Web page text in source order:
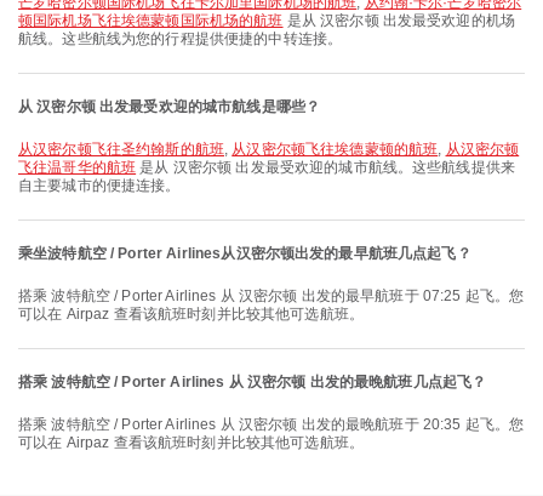
顿国际机场飞往埃德蒙顿国际机场的航班 是从 汉密尔顿 出发最受欢迎的机场
航线。这些航线为您的行程提供便捷的中转连接。
从 汉密尔顿 出发最受欢迎的城市航线是哪些？
从汉密尔顿飞往圣约翰斯的航班, 从汉密尔顿飞往埃德蒙顿的航班, 从汉密尔顿
飞往温哥华的航班 是从 汉密尔顿 出发最受欢迎的城市航线。这些航线提供来
自主要城市的便捷连接。
乘坐波特航空 / Porter Airlines从汉密尔顿出发的最早航班几点起飞？
搭乘 波特航空 / Porter Airlines 从 汉密尔顿 出发的最早航班于 07:25 起飞。您
可以在 Airpaz 查看该航班时刻并比较其他可选航班。
搭乘 波特航空 / Porter Airlines 从 汉密尔顿 出发的最晚航班几点起飞？
搭乘 波特航空 / Porter Airlines 从 汉密尔顿 出发的最晚航班于 20:35 起飞。您
可以在 Airpaz 查看该航班时刻并比较其他可选航班。